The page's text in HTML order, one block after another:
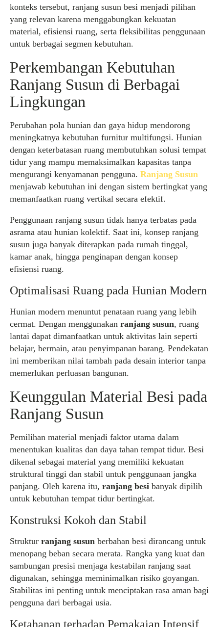
konteks tersebut, ranjang susun besi menjadi pilihan
yang relevan karena menggabungkan kekuatan
material, efisiensi ruang, serta fleksibilitas penggunaan
untuk berbagai segmen kebutuhan.
Perkembangan Kebutuhan
Ranjang Susun di Berbagai
Lingkungan
Perubahan pola hunian dan gaya hidup mendorong
meningkatnya kebutuhan furnitur multifungsi. Hunian
dengan keterbatasan ruang membutuhkan solusi tempat
tidur yang mampu memaksimalkan kapasitas tanpa
mengurangi kenyamanan pengguna. Ranjang Susun
menjawab kebutuhan ini dengan sistem bertingkat yang
memanfaatkan ruang vertikal secara efektif.
Penggunaan ranjang susun tidak hanya terbatas pada
asrama atau hunian kolektif. Saat ini, konsep ranjang
susun juga banyak diterapkan pada rumah tinggal,
kamar anak, hingga penginapan dengan konsep
efisiensi ruang.
Optimalisasi Ruang pada Hunian Modern
Hunian modern menuntut penataan ruang yang lebih
cermat. Dengan menggunakan ranjang susun, ruang
lantai dapat dimanfaatkan untuk aktivitas lain seperti
belajar, bermain, atau penyimpanan barang. Pendekatan
ini memberikan nilai tambah pada desain interior tanpa
memerlukan perluasan bangunan.
Keunggulan Material Besi pada
Ranjang Susun
Pemilihan material menjadi faktor utama dalam
menentukan kualitas dan daya tahan tempat tidur. Besi
dikenal sebagai material yang memiliki kekuatan
struktural tinggi dan stabil untuk penggunaan jangka
panjang. Oleh karena itu, ranjang besi banyak dipilih
untuk kebutuhan tempat tidur bertingkat.
Konstruksi Kokoh dan Stabil
Struktur ranjang susun berbahan besi dirancang untuk
menopang beban secara merata. Rangka yang kuat dan
sambungan presisi menjaga kestabilan ranjang saat
digunakan, sehingga meminimalkan risiko goyangan.
Stabilitas ini penting untuk menciptakan rasa aman bagi
pengguna dari berbagai usia.
Ketahanan terhadap Pemakaian Intensif